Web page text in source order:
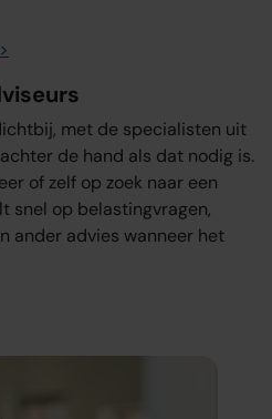
met de specialisten uit
de hand als dat nodig is.
of zelf op zoek naar een
snel op belastingvragen,
ander advies wanneer het